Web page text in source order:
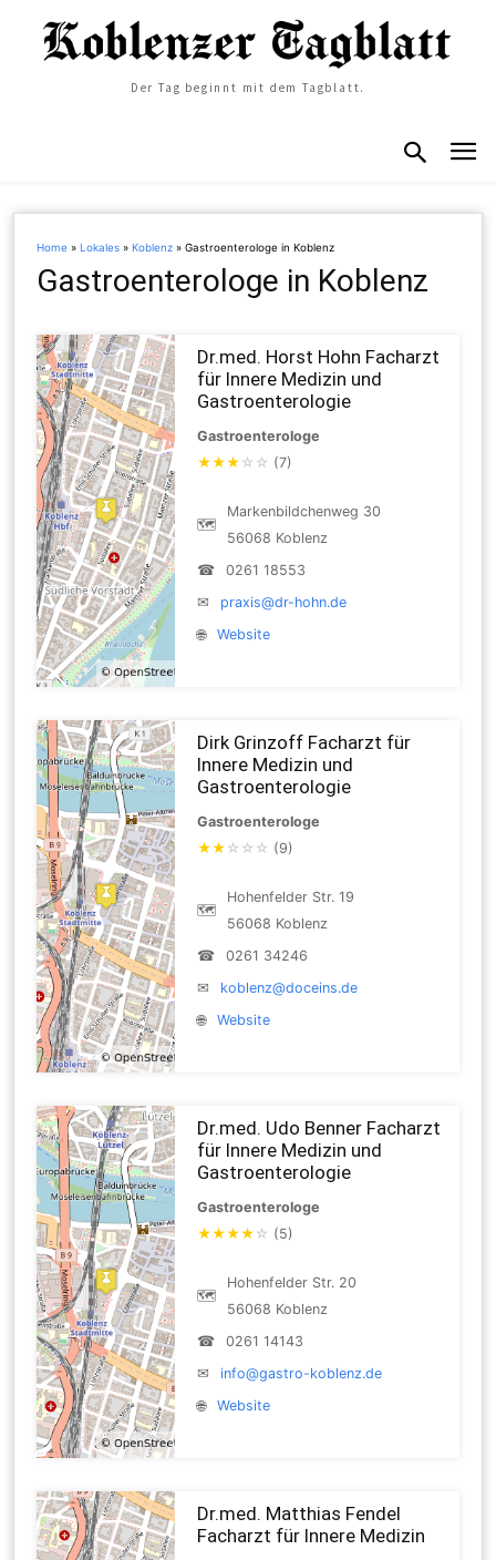
Der Tag beginnt mit dem Tagblatt.
Home »Lokales »Koblenz »Gastroenterologe in Koblenz
Gastroenterologe in Koblenz
Dr.med. Horst Hohn Facharzt
für Innere Medizin und
Gastroenterologie
Gastroenterologe
★★★ ☆ ☆ (7)
🗺
Markenbildchenweg 30
56068 Koblenz
☎
0261 18553
✉
praxis@dr-hohn.de
🌐
Website
Dirk Grinzoff Facharzt für
Innere Medizin und
Gastroenterologie
Gastroenterologe
★★ ☆ ☆ ☆ (9)
🗺
Hohenfelder Str. 19
56068 Koblenz
☎
0261 34246
✉
koblenz@doceins.de
🌐
Website
Dr.med. Udo Benner Facharzt
für Innere Medizin und
Gastroenterologie
Gastroenterologe
★★★★ ☆ (5)
🗺
Hohenfelder Str. 20
56068 Koblenz
☎
0261 14143
✉
info@gastro-koblenz.de
🌐
Website
Dr.med. Matthias Fendel
Facharzt für Innere Medizin